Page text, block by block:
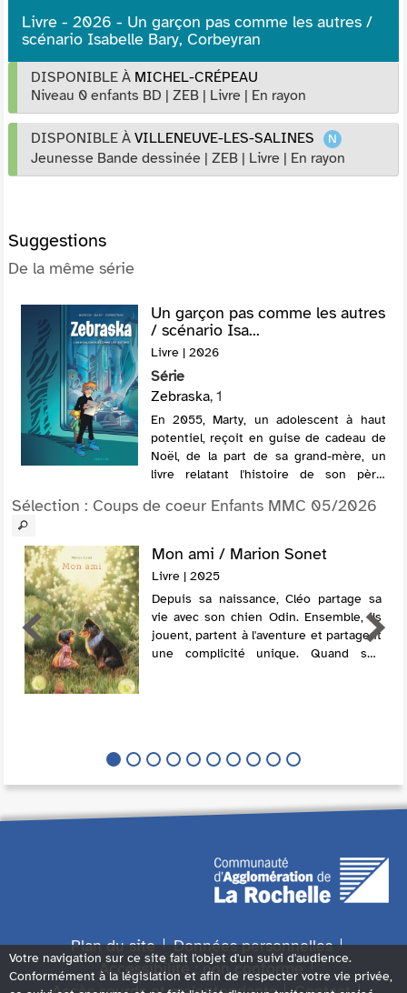
Livre - 2026 - Un garçon pas comme les autres /
scénario Isabelle Bary, Corbeyran
DISPONIBLE À MICHEL-CRÉPEAU
Niveau 0 enfants BD | ZEB | Livre | En rayon
DISPONIBLE À VILLENEUVE-LES-SALINES
Jeunesse Bande dessinée | ZEB | Livre | En rayon
Suggestions
De la même série
Un garçon pas comme les autres
/ scénario Isa...
Livre | 2026
Série
Zebraska, 1
En 2055, Marty, un adolescent à haut
potentiel, reçoit en guise de cadeau de
Noël, de la part de sa grand-mère, un
livre relatant l'histoire de son père,
peu ordinaire. Une tentative de
Sélection : Coups de coeur Enfants MMC 05/2026
Mon ami / Marion Sonet
Livre | 2025
Depuis sa naissance, Cléo partage sa
vie avec son chien Odin. Ensemble, ils
jouent, partent à l'aventure et partagent
une complicité unique. Quand son
Plan du site
Données personnelles
Accessibilité : non conforme
Votre navigation sur ce site fait l'objet d'un suivi d'audience.
Conformément à la législation et afin de respecter votre vie privée,